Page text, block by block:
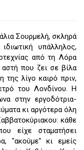
Σουρμελή, σκληρά
υπάλληλος,
από τη Λόρα
αστή που ζει σε βίλα
της λίγο καιρό πριν,
του Λονδίνου. Η
στην εργοδότρια-
κι αργότερα όλη
κάθε
είχε σταματήσει
"ακούμε" κι εμείς